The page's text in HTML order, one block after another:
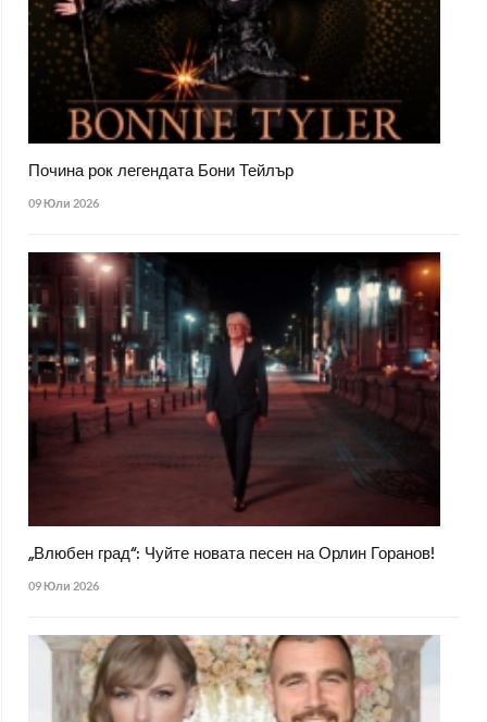
Почина рок легендата Бони Тейлър
09 Юли 2026
„Влюбен град“: Чуйте новата песен на Орлин Горанов!
09 Юли 2026